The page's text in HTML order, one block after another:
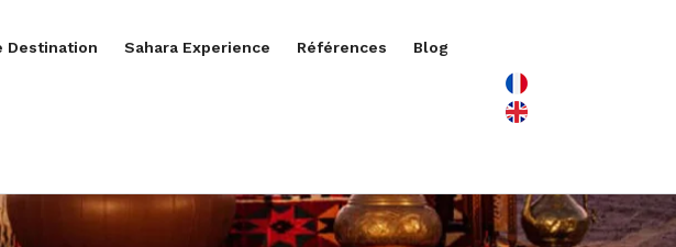
Destination Sahara Experience Références Blog